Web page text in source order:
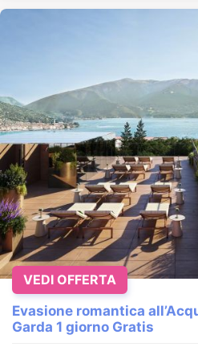
Evasione romantica
Garda 1 giorno Gratis
VEDI OFFERTA